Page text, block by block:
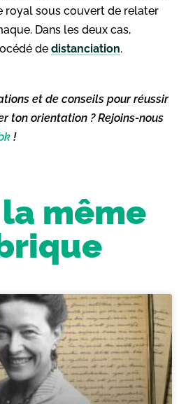
royal sous couvert de relater
Dans les deux cas,
de distanciation.
et de conseils pour réussir
ton orientation ? Rejoins-nous
!
même